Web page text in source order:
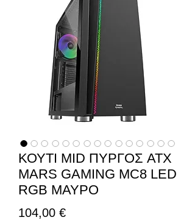
ΚΟΥΤΙ ΜID ΠΥΡΓΟΣ ATX
MARS GAMING MC8 LED
RGB ΜΑΥΡΟ
104,00 €Τιμή